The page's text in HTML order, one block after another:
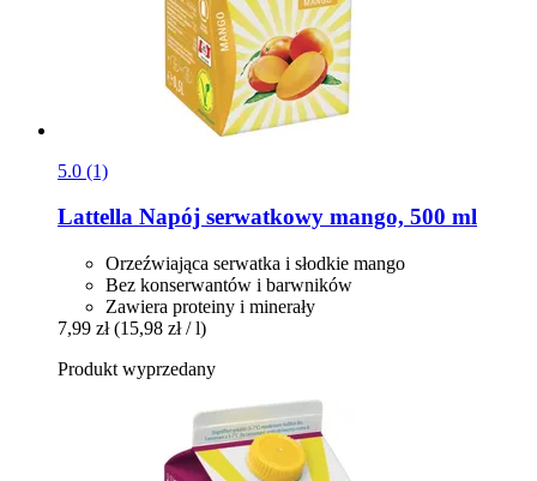
5.0 (1)
Lattella Napój serwatkowy mango, 500 ml
Orzeźwiająca serwatka i słodkie mango
Bez konserwantów i barwników
Zawiera proteiny i minerały
7,99 zł (15,98 zł / l)
Produkt wyprzedany